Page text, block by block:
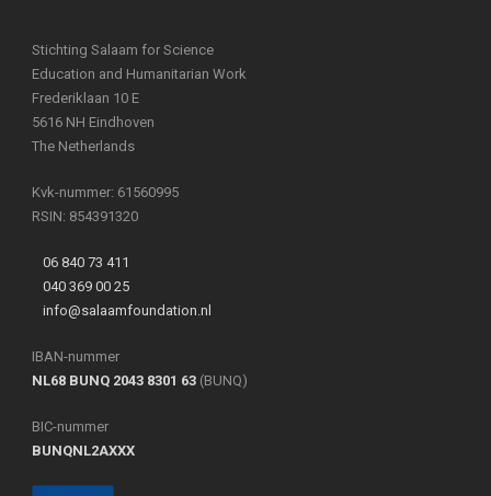
Stichting Salaam for Science
Education and Humanitarian Work
Frederiklaan 10 E
5616 NH Eindhoven
The Netherlands
Kvk-nummer: 61560995
RSIN: 854391320
06 840 73 411
040 369 00 25
info@salaamfoundation.nl
IBAN-nummer
NL68 BUNQ 2043 8301 63 (BUNQ)
BIC-nummer
BUNQNL2AXXX